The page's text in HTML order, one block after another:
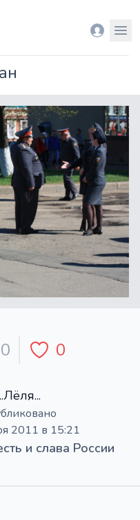
Вход
0 0
2011 в 15:21
и слава России